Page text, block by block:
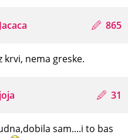
Jacaca 865
krvi, nema greske.
joja 31
sam....i to bas